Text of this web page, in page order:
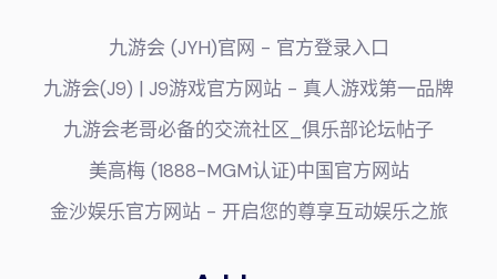
九游会 (JYH)官网 - 官方登录入口
九游会(J9) | J9游戏官方网站 - 真人游戏第一品牌
九游会老哥必备的交流社区_俱乐部论坛帖子
美高梅 (1888-MGM认证)中国官方网站
金沙娱乐官方网站 - 开启您的尊享互动娱乐之旅